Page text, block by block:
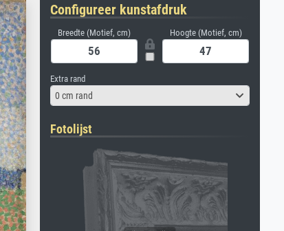
Configureer kunstafdruk
Breedte (Motief, cm) Hoogte (Motief, cm)
Extra rand
0 cm rand
Fotolijst